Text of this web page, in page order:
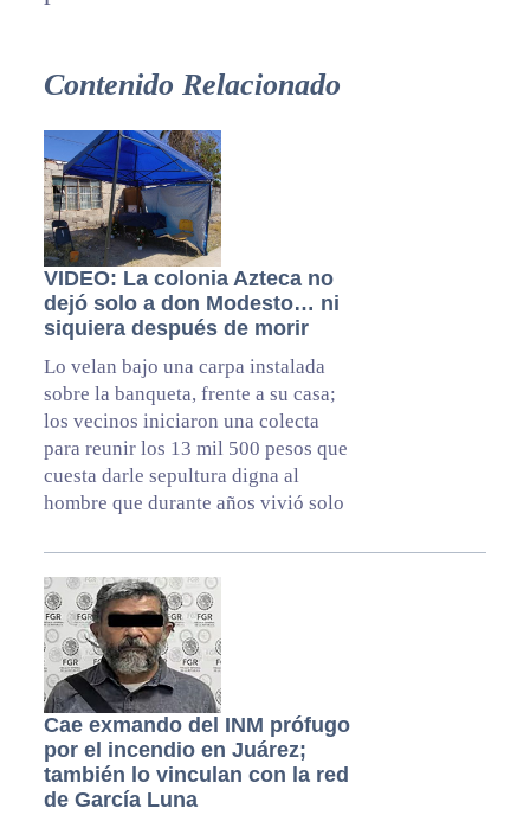
Contenido Relacionado
VIDEO: La colonia Azteca no
dejó solo a don Modesto… ni
siquiera después de morir
Lo velan bajo una carpa instalada
sobre la banqueta, frente a su casa;
los vecinos iniciaron una colecta
para reunir los 13 mil 500 pesos que
cuesta darle sepultura digna al
hombre que durante años vivió solo
Cae exmando del INM prófugo
por el incendio en Juárez;
también lo vinculan con la red
de García Luna